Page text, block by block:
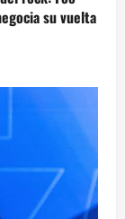
su vuelta